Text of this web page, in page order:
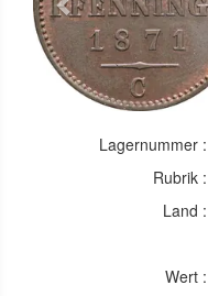
Previous
Lagernummer :
Rubrik :
Land :
Wert :